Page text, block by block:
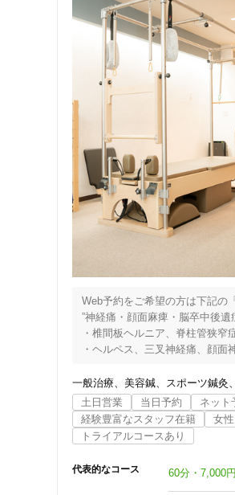
住所
ジャンル
一般治
特徴・キーワー
受付時間の特徴
Web予約をご希望の方は下記の
”神経痛・顔面麻痺・脳卒中後
・椎間板ヘルニア、脊柱管狭
・ヘルペス、三叉神経痛、顔
・更年期障害、ストレスなどで
「鍼灸整体×ピラティス」で、
現在までの経過、お身体の状態
次回のご予約のため、１ヶ月先
自分の身体は自分にしか変えら
院では、ピラティスを取り入
身体で充実した仕事や生活を送
一般治療 美容鍼 スポーツ鍼灸
土日営業
当日予約 ネット
経験豊富なスタッフ在籍
女
トライアルコースあり
代表的なコース 60分・7,000